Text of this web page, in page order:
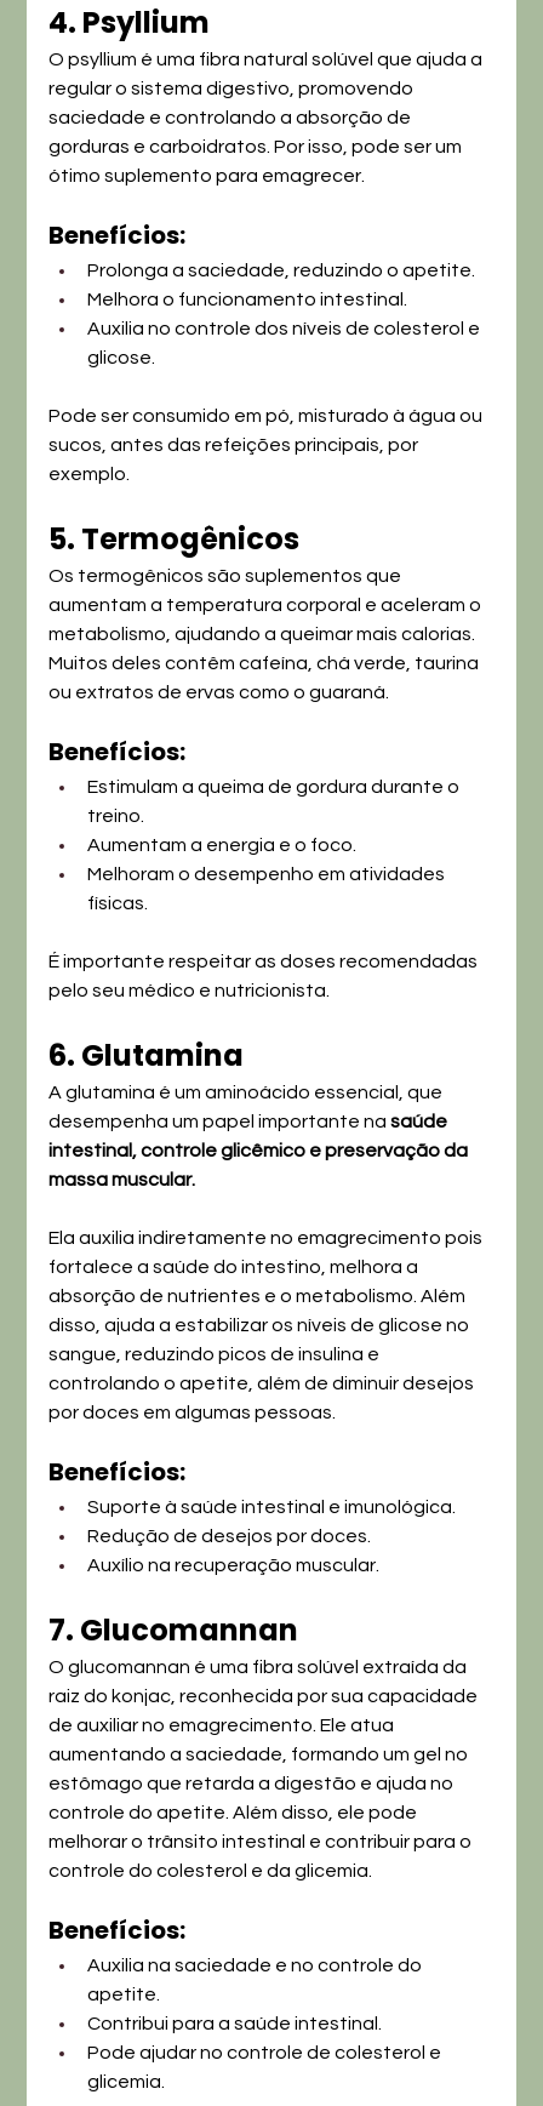
4. Psyllium
O psyllium é uma fibra natural solúvel que ajuda a
regular o sistema digestivo, promovendo
saciedade e controlando a absorção de
gorduras e carboidratos. Por isso, pode ser um
ótimo suplemento para emagrecer.
Benefícios:
Prolonga a saciedade, reduzindo o apetite.
Melhora o funcionamento intestinal.
Auxilia no controle dos níveis de colesterol e
glicose.
Pode ser consumido em pó, misturado à água ou
sucos, antes das refeições principais, por
exemplo.
5. Termogênicos
Os termogênicos são suplementos que
aumentam a temperatura corporal e aceleram o
metabolismo, ajudando a queimar mais calorias.
Muitos deles contêm cafeína, chá verde, taurina
ou extratos de ervas como o guaraná.
Benefícios:
Estimulam a queima de gordura durante o
treino.
Aumentam a energia e o foco.
Melhoram o desempenho em atividades
físicas.
É importante respeitar as doses recomendadas
pelo seu médico e nutricionista.
6. Glutamina
A glutamina é um aminoácido essencial, que
desempenha um papel importante na saúde
intestinal, controle glicêmico e preservação da
massa muscular.
Ela auxilia indiretamente no emagrecimento pois
fortalece a saúde do intestino, melhora a
absorção de nutrientes e o metabolismo. Além
disso, ajuda a estabilizar os níveis de glicose no
sangue, reduzindo picos de insulina e
controlando o apetite, além de diminuir desejos
por doces em algumas pessoas.
Benefícios:
Suporte à saúde intestinal e imunológica.
Redução de desejos por doces.
Auxílio na recuperação muscular.
7. Glucomannan
O glucomannan é uma fibra solúvel extraída da
raiz do konjac, reconhecida por sua capacidade
de auxiliar no emagrecimento. Ele atua
aumentando a saciedade, formando um gel no
estômago que retarda a digestão e ajuda no
controle do apetite. Além disso, ele pode
melhorar o trânsito intestinal e contribuir para o
controle do colesterol e da glicemia.
Benefícios:
Auxilia na saciedade e no controle do
apetite.
Contribui para a saúde intestinal.
Pode ajudar no controle de colesterol e
glicemia.